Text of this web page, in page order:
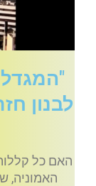
לבנון
האם כל
האמוניה,